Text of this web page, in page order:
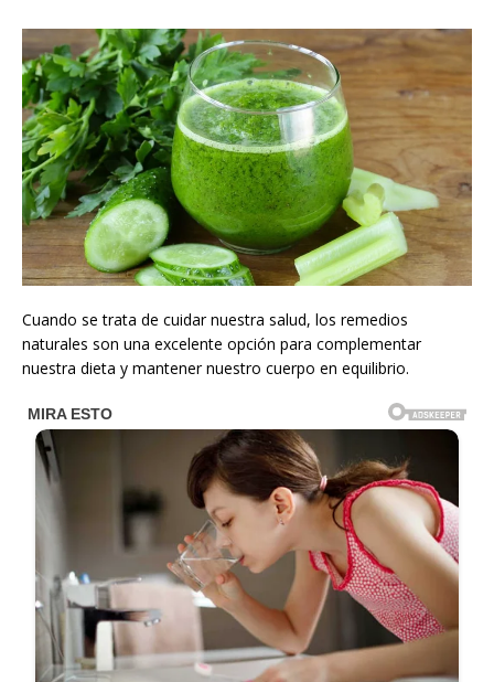
Cuando se trata de cuidar nuestra salud, los remedios
naturales son una excelente opción para complementar
nuestra dieta y mantener nuestro cuerpo en equilibrio.